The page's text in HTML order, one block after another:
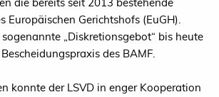
Europäischen Gerichtshofs (EuGH).
„Diskretionsgebot“ bis heute
des BAMF.
konnte der LSVD in enger Kooperation